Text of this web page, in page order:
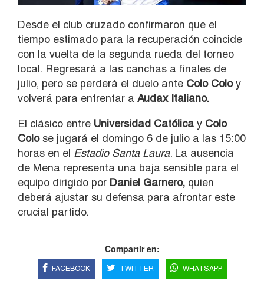
Desde el club cruzado confirmaron que el
tiempo estimado para la recuperación coincide
con la vuelta de la segunda rueda del torneo
local. Regresará a las canchas a finales de
julio, pero se perderá el duelo ante Colo Coloy
volverá para enfrentar a Audax Italiano.
El clásico entre Universidad Católica y Colo
Colose jugará el domingo 6 de julio a las 15:00
horas en el Estadio Santa Laura. La ausencia
de Mena representa una baja sensible para el
equipo dirigido por Daniel Garnero, quien
deberá ajustar su defensa para afrontar este
crucial partido.
Compartir en:
FACEBOOK TWITTER WHATSAPP